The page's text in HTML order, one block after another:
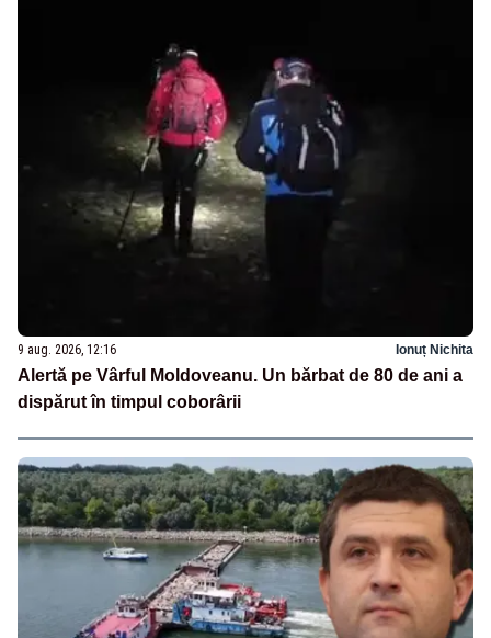
9 aug. 2026, 12:16 Ionuț Nichita
Alertă pe Vârful Moldoveanu. Un bărbat de 80 de ani a
dispărut în timpul coborârii